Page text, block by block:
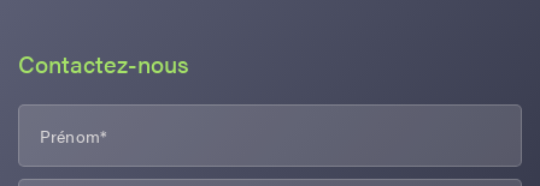
Contactez-nous